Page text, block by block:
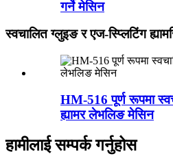
गर्ने मेसिन
स्वचालित ग्लुइङ र एज-स्प्लिटिंग
HM-516 पूर्ण रूपमा
ह्यामर लेभलिङ मेसिन
हामीलाई सम्पर्क गर्नुहोस